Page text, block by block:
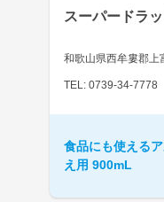
スーパードラ
和歌山県西牟婁郡上
TEL: 0739-34-7778
食品にも使える
え用 900mL